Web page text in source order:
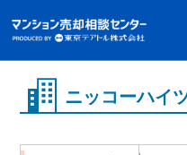
ニッコーハイ